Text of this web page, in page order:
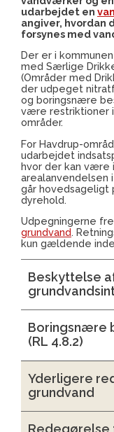
udarbejdet en
angiver, hvordan
forsynes med
Der er i
med Særlige
(Områder med
der udpeget
og boringsnære
være restriktioner
områder.
For Havdrup-
udarbejdet
hvor der kan være
arealanvendelsen
går hovedsageligt
dyrehold.
Udpegningerne
grundvand.
kun gældende
Beskyttelse
Boringsnære
(RL 4.8.2)
Yderligere
grundvand